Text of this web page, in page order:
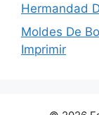
Hermandad
Moldes De
Imprimir